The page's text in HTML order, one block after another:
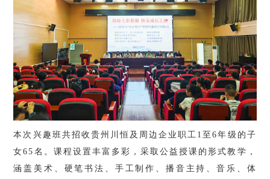
本次 兴趣班共招收贵州川恒及周边企业职工 1至6年级的子
女65名。课程设置丰富多彩，采取公益授课的形式教学，
涵盖美术、硬笔书法、手工制作、播音主持、音乐、体